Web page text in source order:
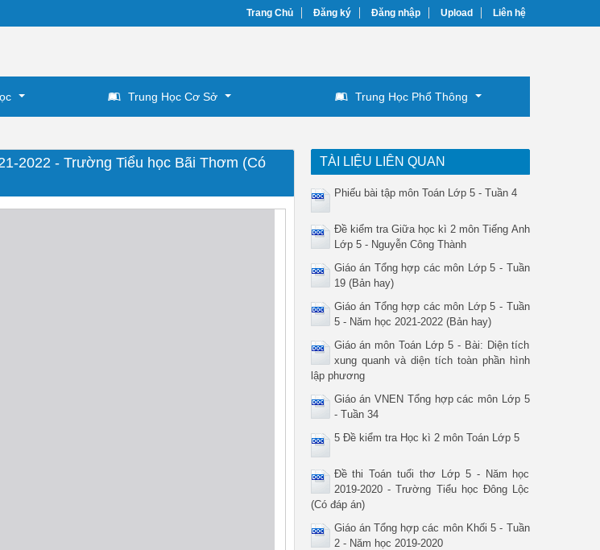
Trang Chủ Đăng ký Đăng nhập Upload Liên hệ
Trung Học Cơ Sở Trung Học Phổ Thông
2022 - Trường Tiểu học Bãi Thơm (Có
TÀI LIỆU LIÊN QUAN
Phiếu bài tập môn Toán Lớp 5 - Tuần 4
Đề kiểm tra Giữa học kì 2 môn Tiếng Anh
Lớp 5 - Nguyễn Công Thành
Giáo án Tổng hợp các môn Lớp 5 - Tuần
19 (Bản hay)
Giáo án Tổng hợp các môn Lớp 5 - Tuần
5 - Năm học 2021-2022 (Bản hay)
Giáo án môn Toán Lớp 5 - Bài: Diện tích
xung quanh và diện tích toàn phần hình
lập phương
Giáo án VNEN Tổng hợp các môn Lớp 5
- Tuần 34
5 Đề kiểm tra Học kì 2 môn Toán Lớp 5
Đề thi Toán tuổi thơ Lớp 5 - Năm học
2019-2020 - Trường Tiểu học Đông Lộc
(Có đáp án)
Giáo án Tổng hợp các môn Khối 5 - Tuần
2 - Năm học 2019-2020